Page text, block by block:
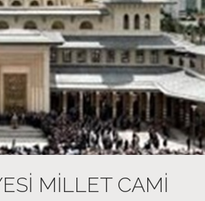
MİLLET CAMİ